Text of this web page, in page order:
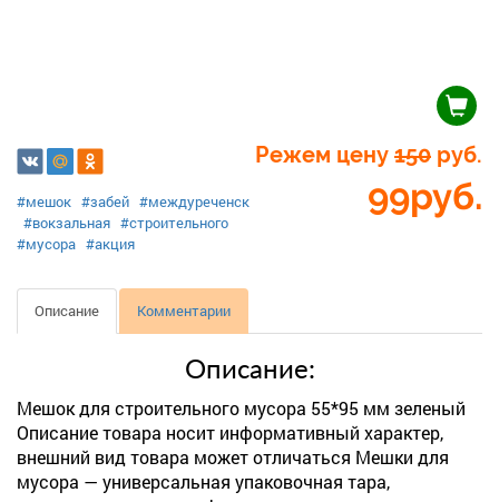
Режем цену 150 руб.
99руб.
#мешок #забей #междуреченск
#вокзальная #строительного
#мусора #акция
Описание Комментарии
Описание:
Мешок для строительного мусора 55*95 мм зеленый
Описание товара носит информативный характер,
внешний вид товара может отличаться Мешки для
мусора — универсальная упаковочная тара,